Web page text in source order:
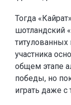
Тогда
шотландский
титулованных
участника
общем этапе
победы, но
играть даже